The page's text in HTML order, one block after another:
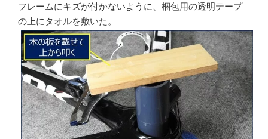
フレームにキズが付かないように、梱包用の透明テープ
の上にタオルを敷いた。